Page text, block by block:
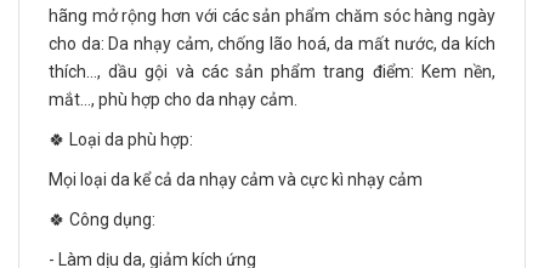
hãng mở rộng hơn với các sản phẩm chăm sóc hàng ngày
cho da: Da nhạy cảm, chống lão hoá, da mất nước, da kích
thích…, dầu gội và các sản phẩm trang điểm: Kem nền,
mắt…, phù hợp cho da nhạy cảm.
🍀 Loại da phù hợp:
Mọi loại da kể cả da nhạy cảm và cực kì nhạy cảm
🍀 Công dụng:
- Làm dịu da, giảm kích ứng